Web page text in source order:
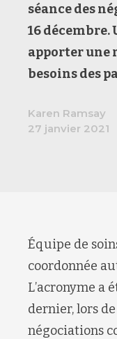
séance des
16
apporter une
besoins des
Karen Ramsay
27 janvier 2021
Équipe de
coordonnée
L’acronyme a
dernier, lors
négociations